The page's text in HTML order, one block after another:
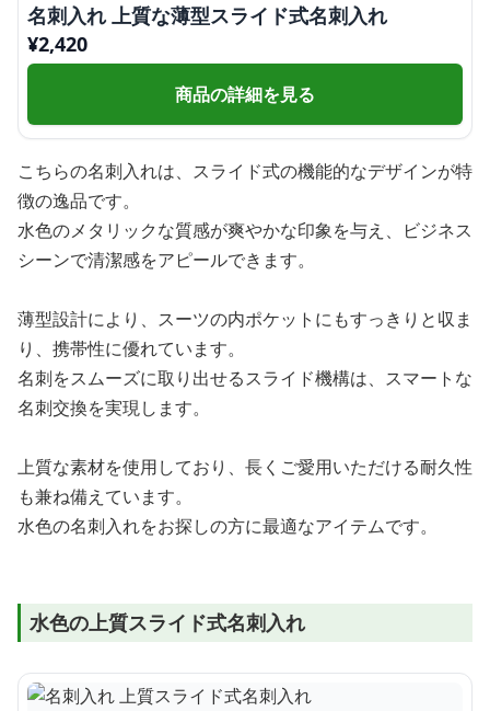
名刺入れ 上質な薄型スライド式名刺入れ
¥2,420
商品の詳細を見る
こちらの名刺入れは、スライド式の機能的なデザインが特
徴の逸品です。
水色のメタリックな質感が爽やかな印象を与え、ビジネス
シーンで清潔感をアピールできます。
薄型設計により、スーツの内ポケットにもすっきりと収ま
り、携帯性に優れています。
名刺をスムーズに取り出せるスライド機構は、スマートな
名刺交換を実現します。
上質な素材を使用しており、長くご愛用いただける耐久性
も兼ね備えています。
水色の名刺入れをお探しの方に最適なアイテムです。
水色の上質スライド式名刺入れ